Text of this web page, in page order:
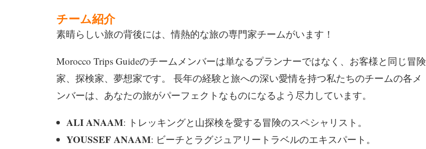
チーム紹介
素晴らしい旅の背後には、情熱的な旅の専門家チームがいます！
Morocco Trips Guideのチームメンバーは単なるプランナーではなく、お客様と同じ冒険
家、探検家、夢想家です。 長年の経験と旅への深い愛情を持つ私たちのチームの各メ
ンバーは、あなたの旅がパーフェクトなものになるよう尽力しています。
ALI ANAAM: トレッキングと山探検を愛する冒険のスペシャリスト。
YOUSSEF ANAAM: ビーチとラグジュアリートラベルのエキスパート。